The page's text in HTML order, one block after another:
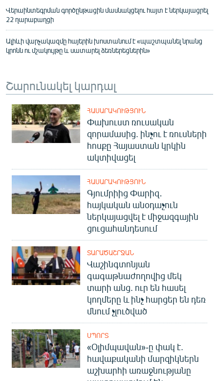
Վերաինտեգրման գործընթացին մասնակցելու հայտ է ներկայացրել
22 ղարաբաղցի
Ալիևի վարչակազմը հայերին խոստանում է «պաշտպանել նրանց
կրոնն ու մշակույթը և սատարել ձեռներեցներին»
Շարունակել կարդալ
ՀԱՍԱՐԱԿՈՒԹՅՈՒՆ
Փախուստ ռուսական
զորամասից. ինչու է ռուսների
հոսքը Հայաստան կրկին
ակտիվացել
ՀԱՍԱՐԱԿՈՒԹՅՈՒՆ
Գյումրիից Փարիզ․
հայկական անօդաչուն
ներկայացվել է միջազգային
ցուցահանդեսում
ՏԱՐԱԾԱՇՐՋԱՆ
Վաշինգտոնյան
գագաթնաժողովից մեկ
տարի անց. ուր են հասել
կողմերը և ինչ հարցեր են դեռ
մնում չլուծված
ՍՊՈՐՏ
«Օլիմպավան»-ը փակ է.
հավաքականի մարզիկներն
աշխարհի առաջնությանը